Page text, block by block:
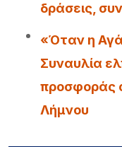
δράσεις,
«Όταν η
Συναυλία
προσφοράς
Λήμνου